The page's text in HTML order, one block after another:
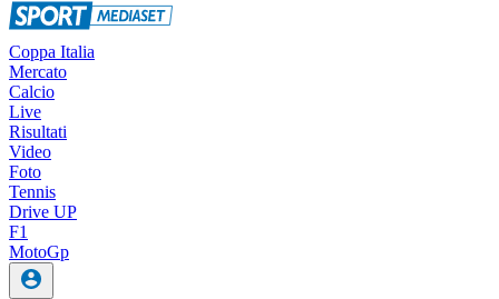
Coppa Italia
Mercato
Calcio
Live
Risultati
Video
Foto
Tennis
Drive UP
F1
MotoGp